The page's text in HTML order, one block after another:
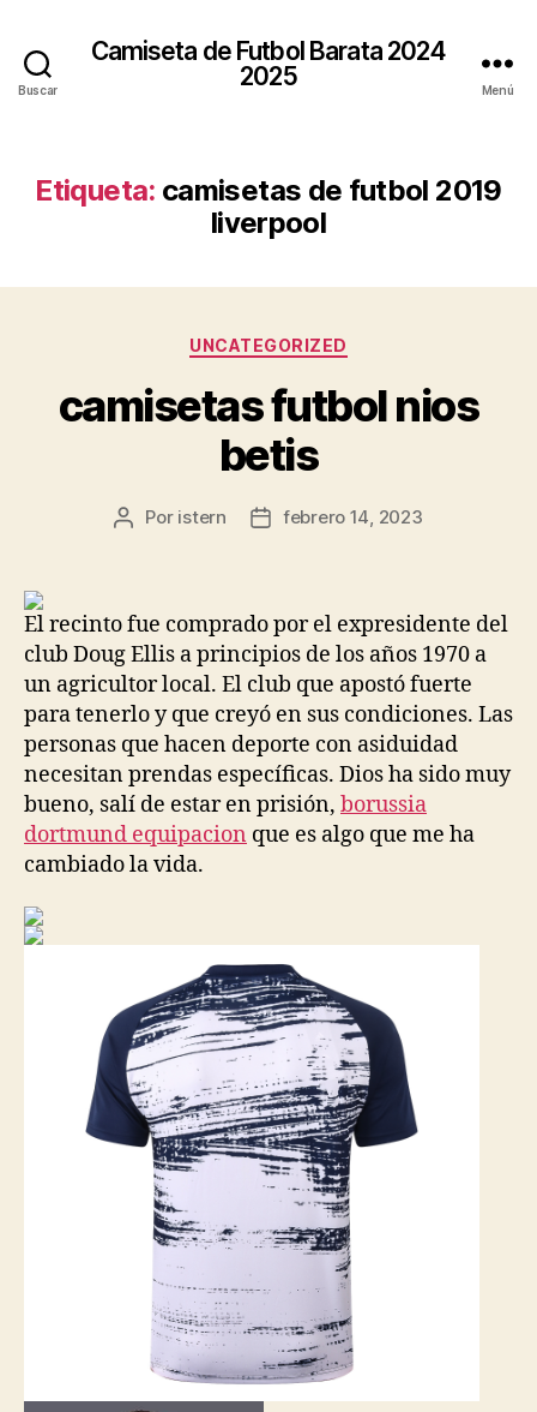
Buscar
Camiseta de Futbol Barata 2024
2025
Menú
Etiqueta: camisetas de futbol 2019
liverpool
Categorías
UNCATEGORIZED
camisetas futbol nios
betis
Autor
Por istern
Fechafebrero 14, 2023
El recinto fue comprado por el expresidente del
club Doug Ellis a principios de los años 1970 a
un agricultor local. El club que apostó fuerte
para tenerlo y que creyó en sus condiciones. Las
personas que hacen deporte con asiduidad
necesitan prendas específicas. Dios ha sido muy
bueno, salí de estar en prisión, borussia
dortmund equipacion que es algo que me ha
cambiado la vida.